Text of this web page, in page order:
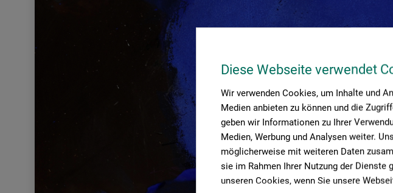
Diese Webseite verwendet
Wir verwenden Cookies, um Inhalte und
Medien anbieten zu können und die
geben wir Informationen zu Ihrer
Medien, Werbung und Analysen weiter.
möglicherweise mit weiteren Daten
sie im Rahmen Ihrer Nutzung der Dienste
unseren Cookies, wenn Sie unsere